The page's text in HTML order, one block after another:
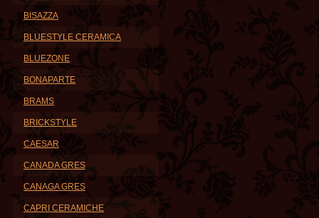
BISAZZA
BLUESTYLE CERAMICA
BLUEZONE
BONAPARTE
BRAMS
BRICKSTYLE
CAESAR
CANADA GRES
CANAGA GRES
CAPRI CERAMICHE